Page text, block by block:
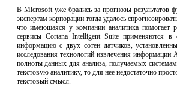
В Microsoft уже брались за прогнозы результатов
экспертам корпорации тогда удалось
что имеющаяся у компании аналитика помогает
сервисы Cortana Intelligent Suite применяются в
информацию с двух сотен датчиков,
исследования технологий извлечения
полноты данных для анализа, получаемых
текстовую аналитику, то для нее недостаточно
текстовый смысл.